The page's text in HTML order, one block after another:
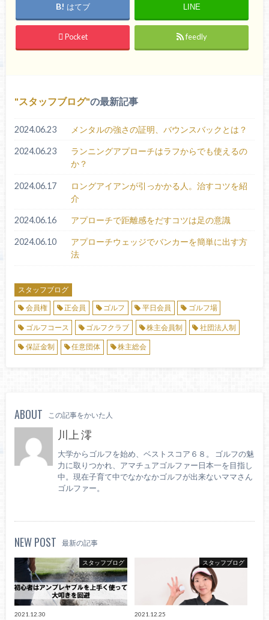
はてブ LINE
Pocket feedly
スタッフブログ の最新記事
2024.06.23 メンタルの強さの証明、バウンスバックとは？
2024.06.23
ランニングアプローチはラフからでも使えるの
か？
2024.06.17
ロングアイアンが引っかかる人。治すコツを紹
介
2024.06.16 アプローチで距離感をだすコツは足の意識
2024.06.10
アプローチウェッジでバンカーを簡単に出す方
法
スタッフブログ
会員権
正会員 ゴルフ 平日会員 ゴルフ場
ゴルフコース ゴルフクラブ 株主会員制 社団法人制
保証金制 任意団体 株主総会
ABOUT この記事をかいた人
川上 澪
大学からゴルフを始め、ベストスコア６８。 ゴルフの魅
力に取りつかれ、アマチュアゴルファー日本一を目指し
中。現在子育て中でなかなかゴルフが出来ないママさん
ゴルファー。
NEW POST 最新の記事
スタッフブログ
2021.12.30
スタッフブログ
2021.12.25